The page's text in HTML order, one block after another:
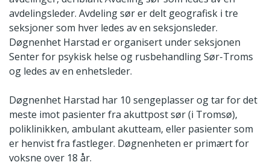
avdelingsleder. Avdeling sør er delt geografisk i tre
seksjoner som hver ledes av en seksjonsleder.
Døgnenhet Harstad er organisert under seksjonen
Senter for psykisk helse og rusbehandling Sør-Troms
og ledes av en enhetsleder.
Døgnenhet Harstad har 10 sengeplasser og tar for det
meste imot pasienter fra akuttpost sør (i Tromsø),
poliklinikken, ambulant akutteam, eller pasienter som
er henvist fra fastleger. Døgnenheten er primært for
voksne over 18 år.